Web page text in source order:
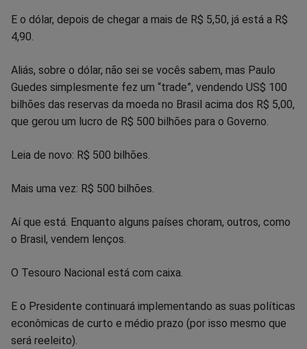
E o dólar, depois de chegar a mais de R$ 5,50, já está a R$
4,90.
Aliás, sobre o dólar, não sei se vocês sabem, mas Paulo
Guedes simplesmente fez um “trade”, vendendo US$ 100
bilhões das reservas da moeda no Brasil acima dos R$ 5,00,
que gerou um lucro de R$ 500 bilhões para o Governo.
Leia de novo: R$ 500 bilhões.
Mais uma vez: R$ 500 bilhões.
Aí que está. Enquanto alguns países choram, outros, como
o Brasil, vendem lenços.
O Tesouro Nacional está com caixa.
E o Presidente continuará implementando as suas políticas
econômicas de curto e médio prazo (por isso mesmo que
será reeleito).